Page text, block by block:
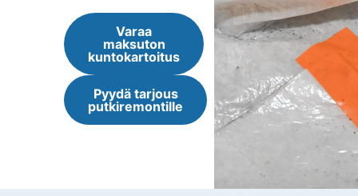
Varaa
maksuton
kuntokartoitus
Pyydä tarjous
putkiremontille